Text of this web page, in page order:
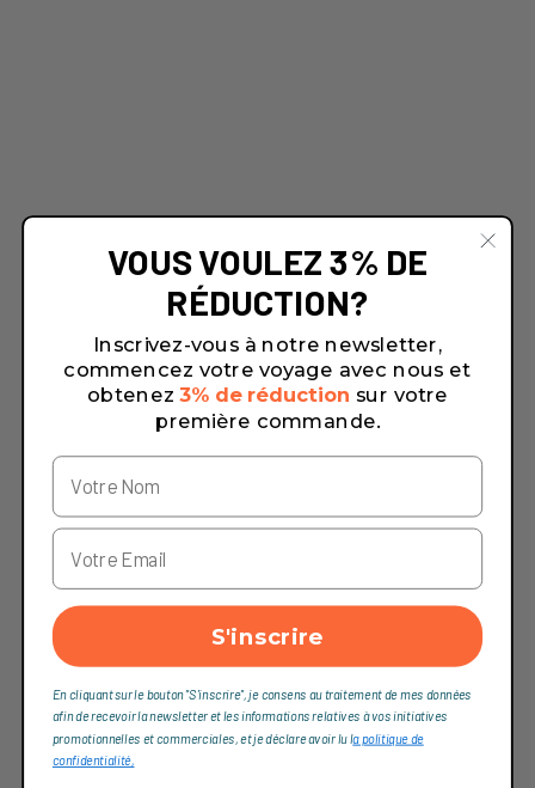
VOUS VOULEZ 3% DE
RÉDUCTION?
Inscrivez-vous à notre newsletter,
commencez votre voyage avec nous et
obtenez 3% de réduction sur votre
première commande.
S'inscrire
En cliquant sur le bouton "S'inscrire", je consens au traitement de mes données
afin de recevoir la newsletter et les informations relatives à vos initiatives
promotionnelles et commerciales, et je déclare avoir lu la politique de
confidentialité,